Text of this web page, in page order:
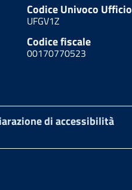
Codice Univoco Ufficio
UFGV1Z
Codice fiscale
00170770523
di accessibilità